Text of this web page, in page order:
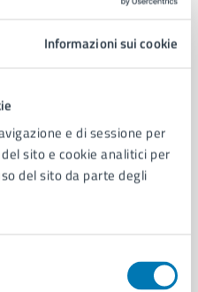
Informazioni sui cookie
e di sessione per
sito e cookie analitici per
del sito da parte degli